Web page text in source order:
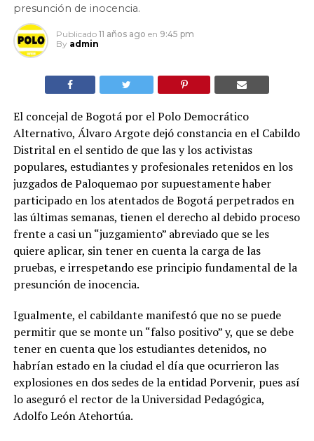
presunción de inocencia.
Publicado 11 años ago en 9:45 pm
By admin
El concejal de Bogotá por el Polo Democrático
Alternativo, Álvaro Argote dejó constancia en el Cabildo
Distrital en el sentido de que las y los activistas
populares, estudiantes y profesionales retenidos en los
juzgados de Paloquemao por supuestamente haber
participado en los atentados de Bogotá perpetrados en
las últimas semanas, tienen el derecho al debido proceso
frente a casi un “juzgamiento” abreviado que se les
quiere aplicar, sin tener en cuenta la carga de las
pruebas, e irrespetando ese principio fundamental de la
presunción de inocencia.
Igualmente, el cabildante manifestó que no se puede
permitir que se monte un “falso positivo” y, que se debe
tener en cuenta que los estudiantes detenidos, no
habrían estado en la ciudad el día que ocurrieron las
explosiones en dos sedes de la entidad Porvenir, pues así
lo aseguró el rector de la Universidad Pedagógica,
Adolfo León Atehortúa.